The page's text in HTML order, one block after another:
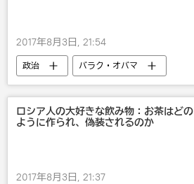
2017年8月3日, 21:54
政治
バラク・オバマ
ヒラリー・クリントン
ロシア人の大好きな飲み物：お茶はどの
ように作られ、偽装されるのか
2017年8月3日, 21:37